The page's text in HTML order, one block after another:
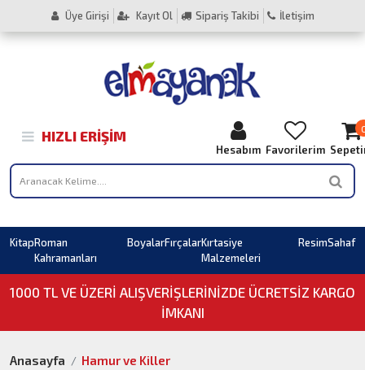
Üye Girişi Kayıt Ol Sipariş Takibi İletişim
HIZLI ERIŞIM
Hesabım Favorilerim
KitapRoman
Kahramanları
BoyalarFırçalarKırtasiye
Malzemeleri
ResimSahaf
1000 TL VE ÜZERI ALIŞVERIŞLERINIZDE ÜCRETSİZ KARGO
İMKANI
Anasayfa
Hamur ve Killer